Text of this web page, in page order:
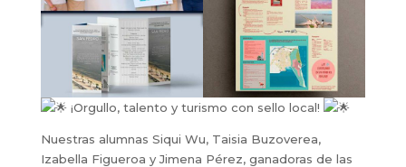
¡Orgullo, talento y turismo con sello local!
Nuestras alumnas Siqui Wu, Taisia Buzoverea,
Izabella Figueroa y Jimena Pérez, ganadoras de las